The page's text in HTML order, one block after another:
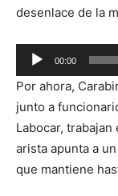
desenlace de la
Reproductor
de
audio
00:00
Por ahora,
junto a
Labocar,
arista apunta a
que mantiene